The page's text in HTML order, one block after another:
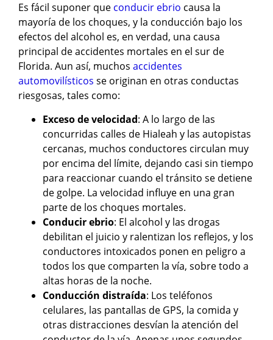
Es fácil suponer que conducir ebrio causa la
mayoría de los choques, y la conducción bajo los
efectos del alcohol es, en verdad, una causa
principal de accidentes mortales en el sur de
Florida. Aun así, muchos accidentes
automovilísticos se originan en otras conductas
riesgosas, tales como:
Exceso de velocidad: A lo largo de las
concurridas calles de Hialeah y las autopistas
cercanas, muchos conductores circulan muy
por encima del límite, dejando casi sin tiempo
para reaccionar cuando el tránsito se detiene
de golpe. La velocidad influye en una gran
parte de los choques mortales.
Conducir ebrio: El alcohol y las drogas
debilitan el juicio y ralentizan los reflejos, y los
conductores intoxicados ponen en peligro a
todos los que comparten la vía, sobre todo a
altas horas de la noche.
Conducción distraída: Los teléfonos
celulares, las pantallas de GPS, la comida y
otras distracciones desvían la atención del